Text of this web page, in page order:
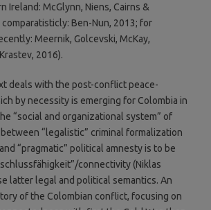
Ireland: McGlynn, Niens, Cairns &
Ben-Nun, 2013; for
Meernik, Golcevski, McKay,
2016).
deals with the post-conflict peace-
by necessity is emerging for Colombia in
“social and organizational system” of
“legalistic” criminal formalization
“pragmatic” political amnesty is to be
connectivity (Niklas
latter legal and political semantics. An
of the Colombian conflict, focusing on